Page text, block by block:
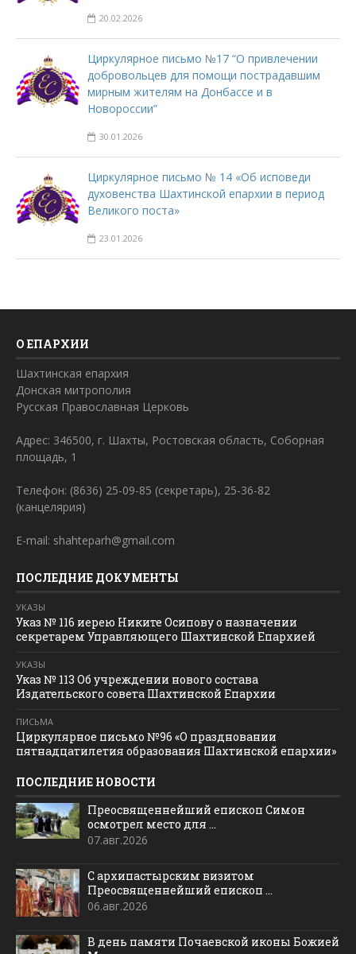
20.02.2026
Циркулярное письмо №17 “О привлечении
добровольцев для помощи пострадавшим
мирным жителям на Донбассе и в
Новороссии”
30.01.2026
Циркулярное письмо № 14 «Об исповеди
духовенства Шахтинской епархии в период
Великого поста»
23.01.2026
О ЕПАРХИИ
Шахтинская епархия
Донская митрополия
Русская Православная Церковь
Адрес: 346500, г. Шахты, Ростовская область, Соборная
площадь, 1
Телефон: (8636) 25-09-85 (секретарь), 25-36-82
(канцелярия)
E-mail: shahteparh@gmail.com
ПОСЛЕДНИЕ ДОКУМЕНТЫ
УКАЗЫ
Указ № 116 иерею Никите Осипову о назначении
секретарем Управляющего Шахтинской Епархией
УКАЗЫ
Указ № 113 Об учреждении нового состава
Издательского совета Шахтинской Епархии
ПИСЬМА
Циркулярное письмо №96 «О праздновании
пятнадцатилетия образования Шахтинской епархии»
ПОСЛЕДНИЕ НОВОСТИ
Преосвященнейший епископ Симон
осмотрел место для ...
07.авг.2026
С архипастырским визитом
Преосвященнейший епископ ...
06.авг.2026
В день памяти Почаевской иконы Божией